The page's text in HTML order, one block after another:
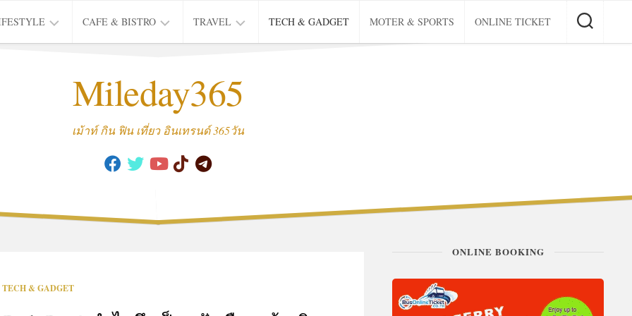
MOVIE
CAFE & BISTRO
CAFE
TRAVEL
THAI
TRIP
TECH & GADGET MOTER & SPORTS ONLINE TICKET
Mileday365
เม้าท์ กิน ฟิน เที่ยว อินเทรนด์ 365วัน
TECH & GADGET
ONLINE BOOKING